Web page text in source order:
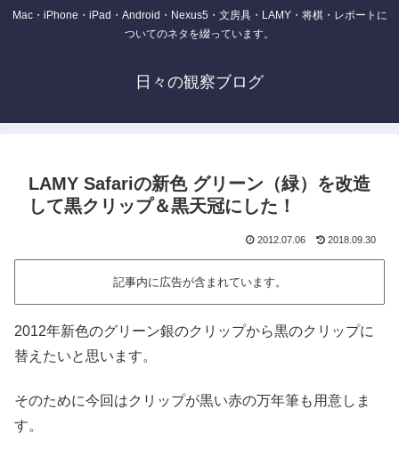
Mac・iPhone・iPad・Android・Nexus5・文房具・LAMY・将棋・レポートに
ついてのネタを綴っています。
日々の観察ブログ
LAMY Safariの新色 グリーン（緑）を改造
して黒クリップ＆黒天冠にした！
2012.07.06 2018.09.30
記事内に広告が含まれています。
2012年新色のグリーン銀のクリップから黒のクリップに
替えたいと思います。
そのために今回はクリップが黒い赤の万年筆も用意しま
す。